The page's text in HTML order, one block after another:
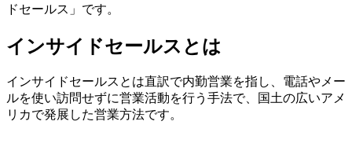
ドセールス」です。
インサイドセールスとは
インサイドセールスとは直訳で内勤営業を指し、電話やメー
ルを使い訪問せずに営業活動を行う手法で、国土の広いアメ
リカで発展した営業方法です。